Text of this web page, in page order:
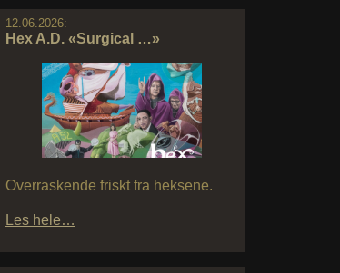
12.06.2026:
Hex A.D. «Surgical …»
Overraskende friskt fra heksene.
Les hele…